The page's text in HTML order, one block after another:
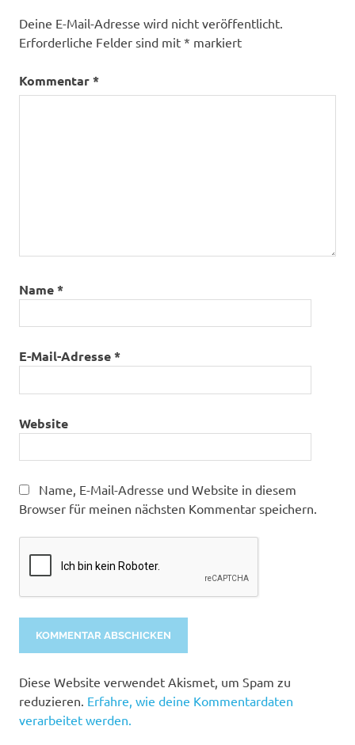
Deine E-Mail-Adresse wird nicht veröffentlicht.
Erforderliche Felder sind mit * markiert
Kommentar*
Name*
E-Mail-Adresse*
Website
Name, E-Mail-Adresse und Website in diesem
Browser für meinen nächsten Kommentar speichern.
Alternative:
Diese Website verwendet Akismet, um Spam zu
reduzieren. Erfahre, wie deine Kommentardaten
verarbeitet werden.